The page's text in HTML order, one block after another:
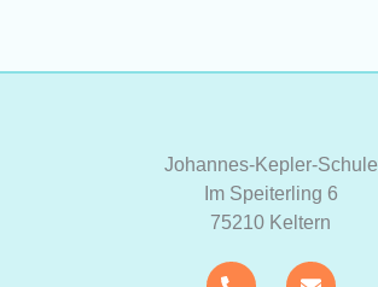
Johannes-Kepler-Schule
Im Speiterling 6
75210 Keltern